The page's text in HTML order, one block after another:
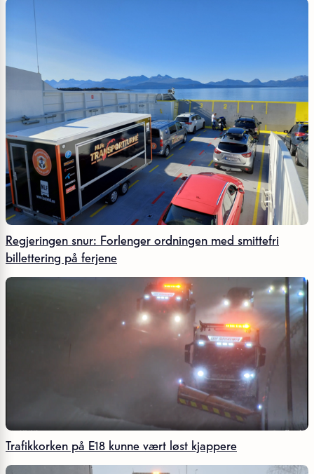
Regjeringen snur: Forlenger ordningen med smittefri
billettering på ferjene
Trafikkorken på E18 kunne vært løst kjappere